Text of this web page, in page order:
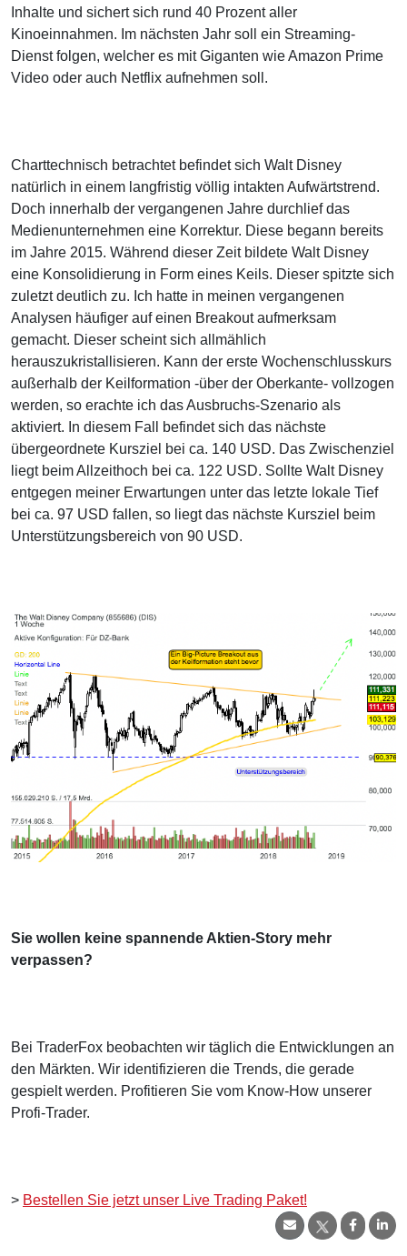
Inhalte und sichert sich rund 40 Prozent aller
Kinoeinnahmen. Im nächsten Jahr soll ein Streaming-
Dienst folgen, welcher es mit Giganten wie Amazon Prime
Video oder auch Netflix aufnehmen soll.
Charttechnisch betrachtet befindet sich Walt Disney
natürlich in einem langfristig völlig intakten Aufwärtstrend.
Doch innerhalb der vergangenen Jahre durchlief das
Medienunternehmen eine Korrektur. Diese begann bereits
im Jahre 2015. Während dieser Zeit bildete Walt Disney
eine Konsolidierung in Form eines Keils. Dieser spitzte sich
zuletzt deutlich zu. Ich hatte in meinen vergangenen
Analysen häufiger auf einen Breakout aufmerksam
gemacht. Dieser scheint sich allmählich
herauszukristallisieren. Kann der erste Wochenschlusskurs
außerhalb der Keilformation -über der Oberkante- vollzogen
werden, so erachte ich das Ausbruchs-Szenario als
aktiviert. In diesem Fall befindet sich das nächste
übergeordnete Kursziel bei ca. 140 USD. Das Zwischenziel
liegt beim Allzeithoch bei ca. 122 USD. Sollte Walt Disney
entgegen meiner Erwartungen unter das letzte lokale Tief
bei ca. 97 USD fallen, so liegt das nächste Kursziel beim
Unterstützungsbereich von 90 USD.
Sie wollen keine spannende Aktien-Story mehr
verpassen?
Bei TraderFox beobachten wir täglich die Entwicklungen an
den Märkten. Wir identifizieren die Trends, die gerade
gespielt werden. Profitieren Sie vom Know-How unserer
Profi-Trader.
> Bestellen Sie jetzt unser Live Trading Paket!